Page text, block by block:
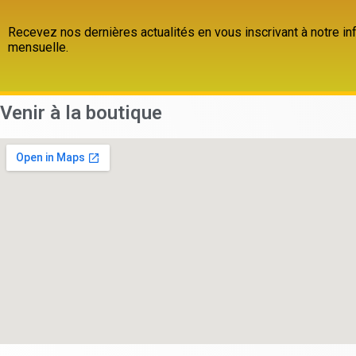
Recevez nos dernières actualités en vous inscrivant à notre
mensuelle.
Venir à la boutique